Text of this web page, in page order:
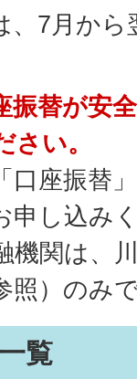
、7月か
振替が安
い。
口座振替
申し込み
機関は、
照）のみ
覧